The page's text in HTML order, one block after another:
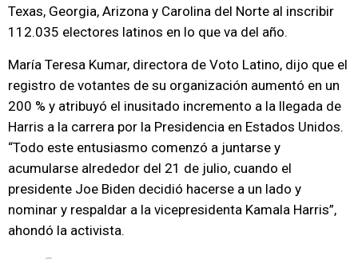
Texas, Georgia, Arizona y Carolina del Norte al inscribir
112.035 electores latinos en lo que va del año.
María Teresa Kumar, directora de Voto Latino, dijo que el
registro de votantes de su organización aumentó en un
200 % y atribuyó el inusitado incremento a la llegada de
Harris a la carrera por la Presidencia en Estados Unidos.
“Todo este entusiasmo comenzó a juntarse y
acumularse alrededor del 21 de julio, cuando el
presidente Joe Biden decidió hacerse a un lado y
nominar y respaldar a la vicepresidenta Kamala Harris”,
ahondó la activista.